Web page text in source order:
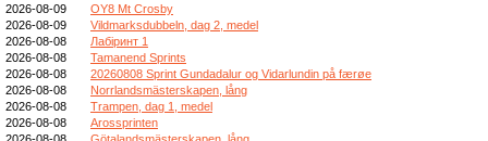
2026-08-09
OY8 Mt Crosby
2026-08-09
Vildmarksdubbeln, dag 2, medel
2026-08-08
Лабіринт 1
2026-08-08
Tamanend Sprints
2026-08-08
20260808 Sprint Gundadalur og Vidarlundin på færøe
2026-08-08
Norrlandsmästerskapen, lång
2026-08-08
Trampen, dag 1, medel
2026-08-08
Arossprinten